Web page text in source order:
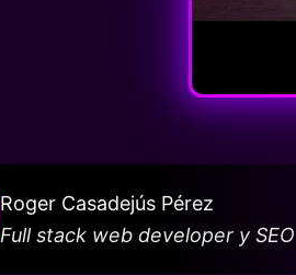
Roger Casadejús Pérez
Full stack web developer y